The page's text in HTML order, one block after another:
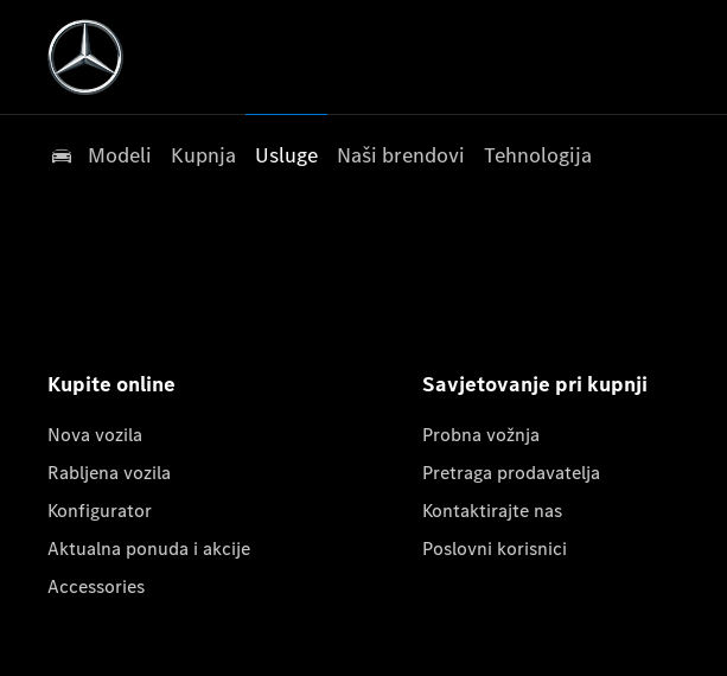
Modeli Kupnja Usluge Naši brendovi Tehnologija
Kupite online
Nova vozila
Rabljena vozila
Konfigurator
Aktualna ponuda i akcije
Accessories
Savjetovanje pri kupnji
Probna vožnja
Pretraga prodavatelja
Kontaktirajte nas
Poslovni korisnici